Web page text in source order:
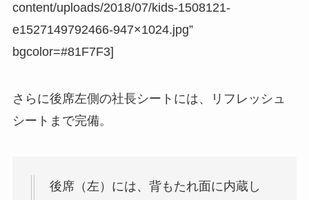
content/uploads/2018/07/kids-1508121-
e1527149792466-947×1024.jpg”
bgcolor=#81F7F3]
さらに後席左側の社長シートには、リフレッシュ
シートまで完備。
後席（左）には、背もたれ面に内蔵し